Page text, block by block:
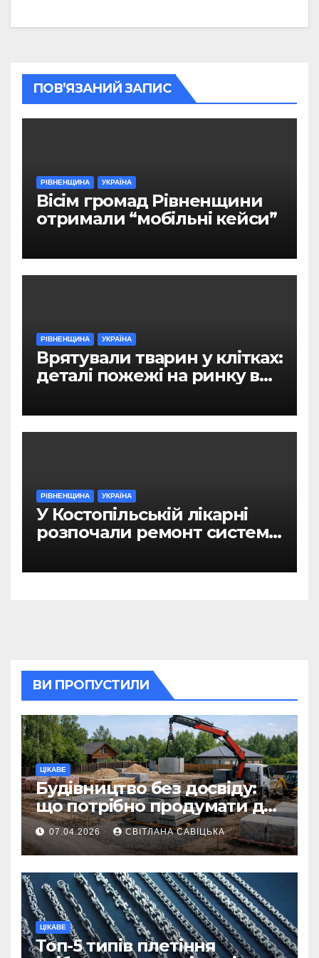
ПОВ’ЯЗАНИЙ ЗАПИС
РІВНЕНЩИНА УКРАЇНА
Вісім громад Рівненщини
отримали “мобільні кейси”
РІВНЕНЩИНА УКРАЇНА
Врятували тварин у клітках:
деталі пожежі на ринку в
РІВНЕНЩИНА УКРАЇНА
У Костопільській лікарні
розпочали ремонт системи
ВИ ПРОПУСТИЛИ
ЦІКАВЕ
Будівництво без досвіду:
що потрібно продумати до
першої доставки на
ділянку
07.04.2026 СВІТЛАНА САВІЦЬКА
ЦІКАВЕ
Топ-5 типів плетіння